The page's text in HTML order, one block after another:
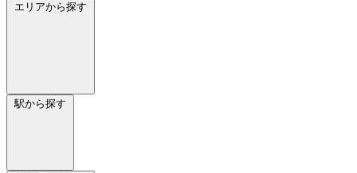
エリアから探す
駅から探す